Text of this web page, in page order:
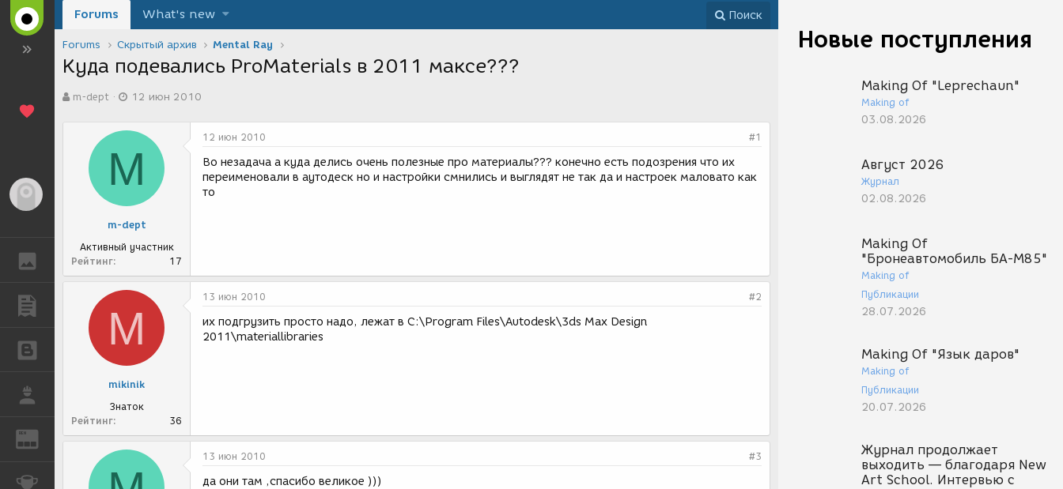
ГАЛЕРЕЯ
ПУБЛИКАЦИИ
БЛОГИ
REN ЖУРНАЛ
КОНКУРСЫ
Новые поступления
Making Of "Leprechaun"
Making of
03.08.2026
Август 2026
Журнал
02.08.2026
Making Of
"Бронеавтомобиль БА-М85"
Making of
Публикации
28.07.2026
Making Of "Язык даров"
Making of
Публикации
20.07.2026
Журнал продолжает
выходить — благодаря New
Art School. Интервью с
Forums What's new Поиск
Forums Скрытый архив Mental Ray
Куда подевались ProMaterials в 2011 максе???
в
m-dept
а
а
о
з
и
я
12 июн 2010
M
m-dept
Активный участник
Рейтинг
17
12 июн 2010 #1
Во незадача а куда делись очень полезные про материалы??? конечно есть подозрения что их
переименовали в аутодеск но и настройки смнились и выглядят не так да и настроек маловато как
то
M
mikinik
Знаток
Рейтинг
36
13 июн 2010 #2
их подгрузить просто надо, лежат в C:\Program Files\Autodesk\3ds Max Design
2011\materiallibraries
13 июн 2010 #3
да они там ,спасибо великое )))